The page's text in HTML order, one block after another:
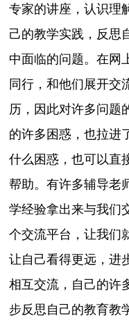
专家的讲座，认识理
己的教学实践，反思
中面临的问题。在网
同行，和他们展开交
历，因此对许多问题
的许多困惑，也拉进
什么困惑，也可以直
帮助。有许多辅导老
学经验拿出来与我们
个交流平台，让我们
让自己看得更远，进
相互交流，自己的许
步反思自己的教育教